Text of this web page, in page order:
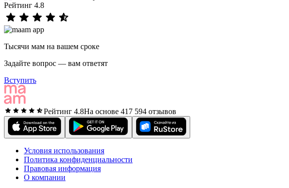
Рейтинг 4.8
Тысячи мам на вашем сроке
Задайте вопрос — вам ответят
Вступить
Рейтинг 4.8На основе 417 594 отзывов
Условия использования
Политика конфиденциальности
Правовая информация
О компании